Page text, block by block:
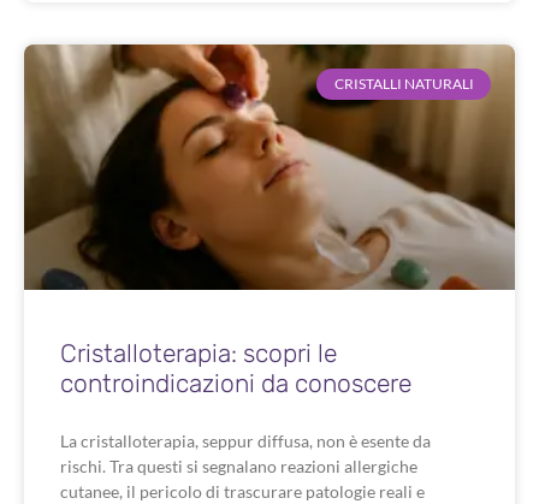
CRISTALLI NATURALI
Cristalloterapia: scopri le
controindicazioni da conoscere
La cristalloterapia, seppur diffusa, non è esente da
rischi. Tra questi si segnalano reazioni allergiche
cutanee, il pericolo di trascurare patologie reali e